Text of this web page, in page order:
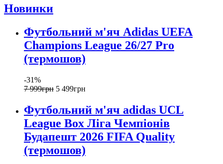
Новинки
Футбольний м'яч Adidas UEFA
Champions League 26/27 Pro
(термошов)
-31%
7 999грн 5 499грн
Футбольний м'яч adidas UCL
League Box Ліга Чемпіонів
Будапешт 2026 FIFA Quality
(термошов)